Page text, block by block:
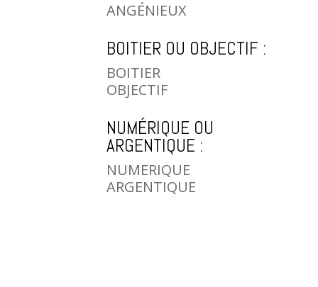
ANGÉNIEUX
BOITIER OU OBJECTIF :
BOITIER
OBJECTIF
NUMÉRIQUE OU
ARGENTIQUE :
NUMERIQUE
ARGENTIQUE